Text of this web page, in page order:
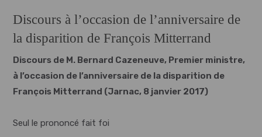
Discours à l’occasion de l’anniversaire de
la disparition de François Mitterrand
Discours de M. Bernard Cazeneuve, Premier ministre,
à l’occasion de l’anniversaire de la disparition de
François Mitterrand (Jarnac, 8 janvier 2017)
Seul le prononcé fait foi